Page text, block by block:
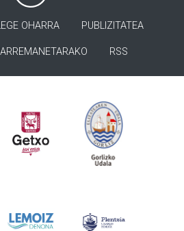
OHARRA PUBLIZITATEA
RSS